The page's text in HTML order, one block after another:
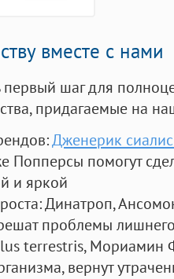
вместе с нами
шаг для
придагаемые на
Дженерик
Попперсы помогут
и яркой
: Динатроп,
проблемы
terrestris, Мориамин
вернут